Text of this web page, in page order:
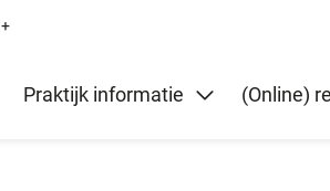
Tekst
10%
+
Praktijk informatie (Online)